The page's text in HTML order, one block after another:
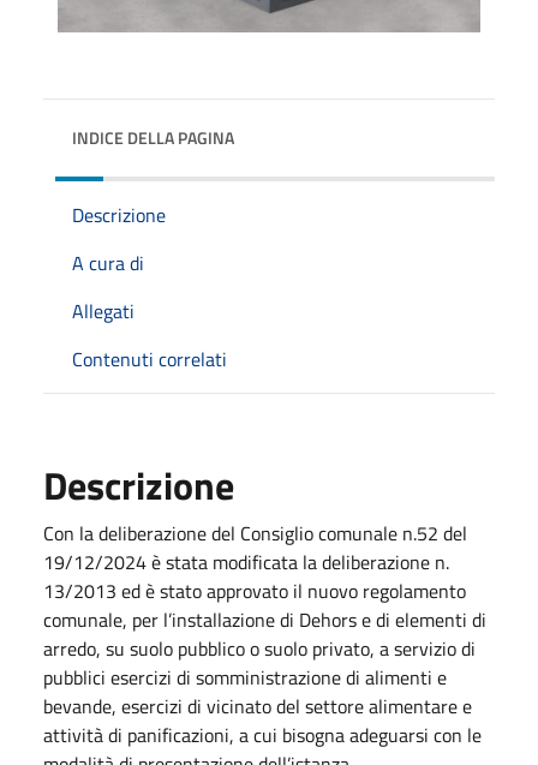
INDICE DELLA PAGINA
Descrizione
A cura di
Allegati
Contenuti correlati
Descrizione
Con la deliberazione del Consiglio comunale n.52 del
19/12/2024 è stata modificata la deliberazione n.
13/2013 ed è stato approvato il nuovo regolamento
comunale, per l’installazione di Dehors e di elementi di
arredo, su suolo pubblico o suolo privato, a servizio di
pubblici esercizi di somministrazione di alimenti e
bevande, esercizi di vicinato del settore alimentare e
attività di panificazioni, a cui bisogna adeguarsi con le